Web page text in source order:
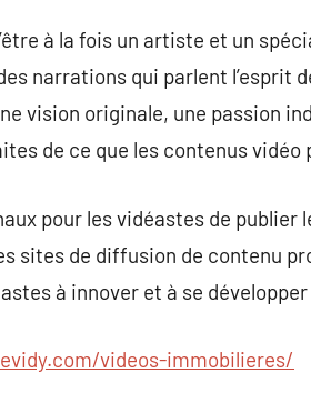
à la fois un artiste et un
narrations qui parlent l’esprit
vision originale, une passion
de ce que les contenus
pour les vidéastes de
sites de diffusion de contenu
à innover et à se
videos-immobilieres/